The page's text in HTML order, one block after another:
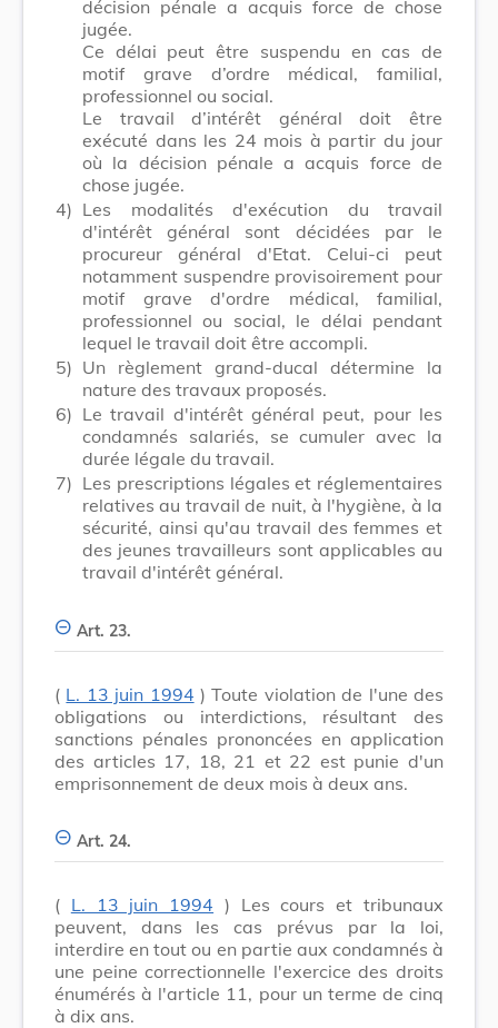
décision pénale a acquis force de chose
jugée.
Ce délai peut être suspendu en cas de
motif grave d’ordre médical, familial,
professionnel ou social.
Le travail d’intérêt général doit être
exécuté dans les 24 mois à partir du jour
où la décision pénale a acquis force de
chose jugée.
4) Les modalités d'exécution du travail
d'intérêt général sont décidées par le
procureur général d'Etat. Celui-ci peut
notamment suspendre provisoirement pour
motif grave d'ordre médical, familial,
professionnel ou social, le délai pendant
lequel le travail doit être accompli.
5) Un règlement grand-ducal détermine la
nature des travaux proposés.
6) Le travail d'intérêt général peut, pour les
condamnés salariés, se cumuler avec la
durée légale du travail.
7) Les prescriptions légales et réglementaires
relatives au travail de nuit, à l'hygiène, à la
sécurité, ainsi qu'au travail des femmes et
des jeunes travailleurs sont applicables au
travail d'intérêt général.
Art. 23.
( L. 13 juin 1994 ) Toute violation de l'une des
obligations ou interdictions, résultant des
sanctions pénales prononcées en application
des articles 17, 18, 21 et 22 est punie d'un
emprisonnement de deux mois à deux ans.
Art. 24.
( L. 13 juin 1994 ) Les cours et tribunaux
peuvent, dans les cas prévus par la loi,
interdire en tout ou en partie aux condamnés à
une peine correctionnelle l'exercice des droits
énumérés à l'article 11, pour un terme de cinq
à dix ans.